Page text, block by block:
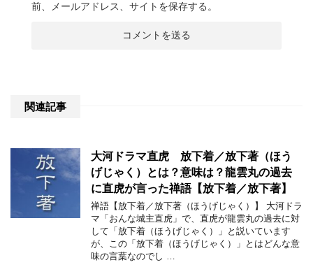
前、メールアドレス、サイトを保存する。
関連記事
大河ドラマ直虎 放下着／放下著（ほう
げじゃく）とは？意味は？龍雲丸の過去
に直虎が言った禅語【放下着／放下著】
禅語【放下着／放下著（ほうげじゃく）】 大河ドラ
マ「おんな城主直虎」で、直虎が龍雲丸の過去に対
して「放下着（ほうげじゃく）」と説いています
が、この「放下着（ほうげじゃく）」とはどんな意
味の言葉なのでし …